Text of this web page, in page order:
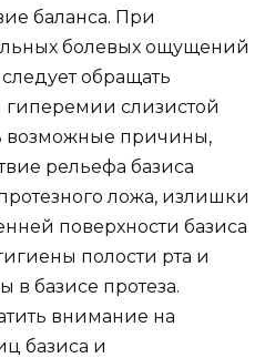
баланса. При
болевых ощущений
обращать
гиперемии слизистой
возможные причины,
рельефа базиса
ложа, излишки
поверхности базиса
полости рта и
в базисе протеза.
внимание на
базиса и